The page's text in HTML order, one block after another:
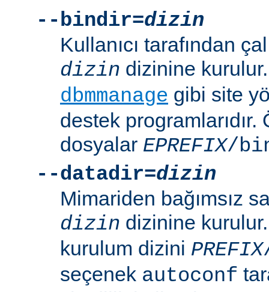
--bindir=dizin
Kullanıcı tarafından
dizin dizinine
dbmmanage gibi site
destek programlarıdır.
dosyalar EPREFIX/
--datadir=dizin
Mimariden bağımsız
dizin dizinine kurulur.
kurulum dizini PREFIX
seçenek autoconf